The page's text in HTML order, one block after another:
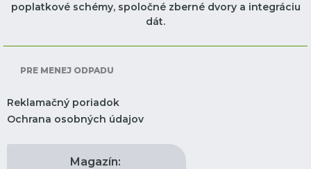
poplatkové schémy, spoločné zberné dvory a integráciu
dát.
PRE MENEJ ODPADU
Reklamačný poriadok
Ochrana osobných údajov
Magazín: